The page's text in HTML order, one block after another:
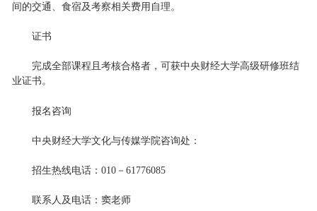
间的交通、食宿及考察相关费用自理。
证书
完成全部课程且考核合格者，可获中央财经大学高级研修班结
业证书。
报名咨询
中央财经大学文化与传媒学院咨询处：
招生热线电话：010－61776085
联系人及电话：窦老师